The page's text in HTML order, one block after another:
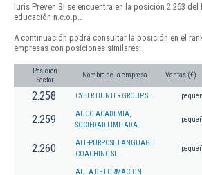
Iuris Preven Sl se encuentra en la posición 2.263 del
educación n.c.o.p..
A continuación podrá consultar la posición en el
empresas con posiciones similares:
Posición
Sector
Nombre de la empresa Ventas (€)
2.258 CYBER HUNTER GROUP SL.
2.259
AUCO ACADEMIA,
SOCIEDAD LIMITADA.
2.260
ALL-PURPOSE LANGUAGE
COACHING SL.
AULA DE FORMACION